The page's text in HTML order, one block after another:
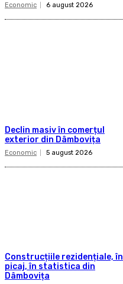
Economic 6 august 2026
Declin masiv în comerțul
exterior din Dâmbovița
Economic 5 august 2026
Construcțiile rezidențiale, în
picaj, în statistica din
Dâmbovița